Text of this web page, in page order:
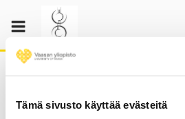
Tämä sivusto käyttää evästeitä
to